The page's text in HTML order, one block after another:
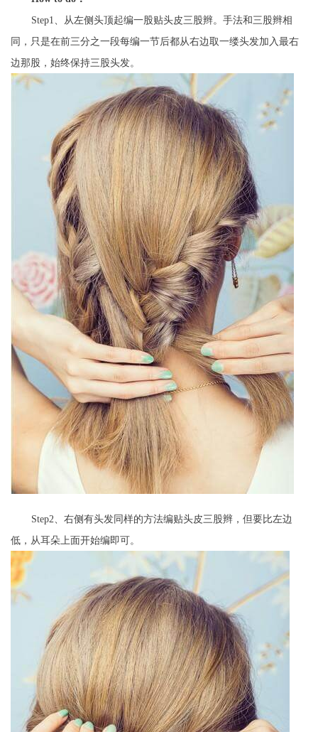
Step1、从左侧头顶起编一股贴头皮三股辫。手法和三股辫相
同，只是在前三分之一段每编一节后都从右边取一缕头发加入最右
边那股，始终保持三股头发。
Step2、右侧有头发同样的方法编贴头皮三股辫，但要比左边
低，从耳朵上面开始编即可。